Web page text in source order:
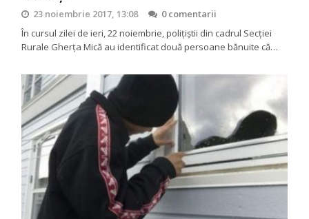
23 noiembrie 2017, 13:08
0 comentarii
În cursul zilei de ieri, 22 noiembrie, polițiștii din cadrul Secției
Rurale Gherța Mică au identificat două persoane bănuite că…